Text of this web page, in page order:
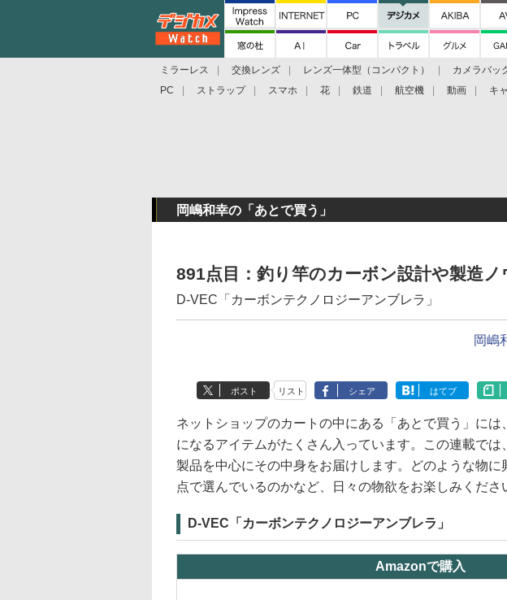
ミラーレス 交換レンズ レンズ一体型（コンパクト） カメラバッ
PC
ストラップ スマホ 花 鉄道 航空機 動画 キ
岡嶋和幸の「あとで買う」
891点目：釣り竿のカーボン設計や製造
D-VEC「カーボンテクノロジーアンブレラ」
岡嶋
ポスト リスト シェア はてブ
ネットショップのカートの中にある「あとで買う」に
になるアイテムがたくさん入っています。この連載では
製品を中心にその中身をお届けします。どのような物に
点で選んでいるのかなど、日々の物欲をお楽しみくださ
D-VEC「カーボンテクノロジーアンブレラ」
Amazonで購入